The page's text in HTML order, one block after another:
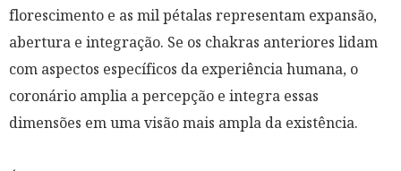
florescimento e as mil pétalas representam expansão,
abertura e integração. Se os chakras anteriores lidam
com aspectos específicos da experiência humana, o
coronário amplia a percepção e integra essas
dimensões em uma visão mais ampla da existência.